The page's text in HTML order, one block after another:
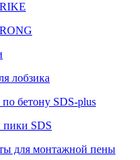
лобзика
бетону SDS-plus
пики SDS
для монтажной пены